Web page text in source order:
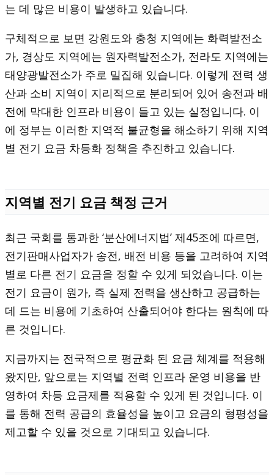
는 데 많은 비용이 발생하고 있습니다.
구체적으로 보면 강원도와 충청 지역에는 화력발전소
가, 경상도 지역에는 원자력발전소가, 전라도 지역에는
태양광발전소가 주로 밀집해 있습니다. 이렇게 전력 생
산과 소비 지역이 지리적으로 분리되어 있어 송전과 배
전에 막대한 인프라 비용이 들고 있는 실정입니다. 이
에 정부는 이러한 지역적 불균형을 해소하기 위해 지역
별 전기 요금 차등화 정책을 추진하고 있습니다.
지역별 전기 요금 책정 근거
최근 국회를 통과한 ‘분산에너지법’ 제45조에 따르면,
전기판매사업자가 송전, 배전 비용 등을 고려하여 지역
별로 다른 전기 요금을 정할 수 있게 되었습니다. 이는
전기 요금이 원가, 즉 실제 전력을 생산하고 공급하는
데 드는 비용에 기초하여 산출되어야 한다는 원칙에 따
른 것입니다.
지금까지는 전국적으로 평균화 된 요금 체계를 적용해
왔지만, 앞으로는 지역별 전력 인프라 운영 비용을 반
영하여 차등 요금제를 적용할 수 있게 된 것입니다. 이
를 통해 전력 공급의 효율성을 높이고 요금의 형평성을
제고할 수 있을 것으로 기대되고 있습니다.